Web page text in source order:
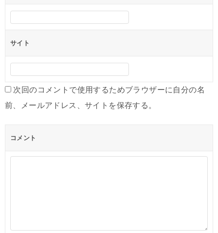
サイト
次回のコメントで使用するためブラウザーに自分の名
前、メールアドレス、サイトを保存する。
コメント